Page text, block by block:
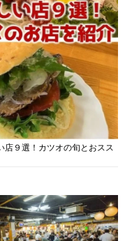
店９選！カツオの旬とおスス